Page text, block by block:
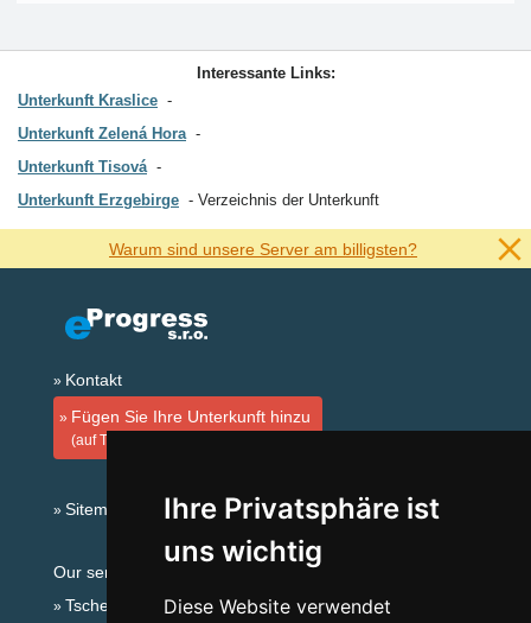
Ihre Privatsphäre ist
uns wichtig
Diese Website verwendet
Interessante Links:
Unterkunft Kraslice
Unterkunft Zelená Hora
Unterkunft Tisová
Unterkunft Erzgebirge
Verzeichnis der Unterkunft
Warum sind unsere Server am billigsten?
Kontakt
Fügen Sie Ihre Unterkunft hinzu
(auf Tschechisch)
Sitemap
Our servers:
Tschechische Gebirge